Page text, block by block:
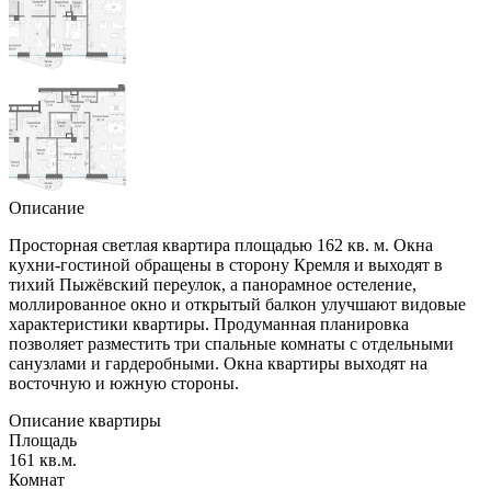
Описание
Просторная светлая квартира площадью 162 кв. м. Окна
кухни-гостиной обращены в сторону Кремля и выходят в
тихий Пыжёвский переулок, а панорамное остеление,
моллированное окно и открытый балкон улучшают видовые
характеристики квартиры. Продуманная планировка
позволяет разместить три спальные комнаты с отдельными
санузлами и гардеробными. Окна квартиры выходят на
восточную и южную стороны.
Описание квартиры
Площадь
161 кв.м.
Комнат